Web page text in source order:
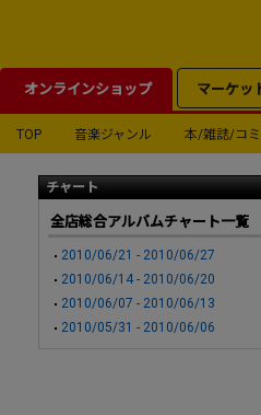
オンラインショップ マーケッ
TOP 音楽ジャンル 本/雑誌/コ
チャート
全店総合アルバムチャート一覧
2010/06/21 - 2010/06/27
2010/06/14 - 2010/06/20
2010/06/07 - 2010/06/13
2010/05/31 - 2010/06/06